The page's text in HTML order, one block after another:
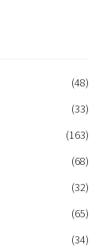
(48)
(33)
(163)
(68)
(32)
(65)
(34)